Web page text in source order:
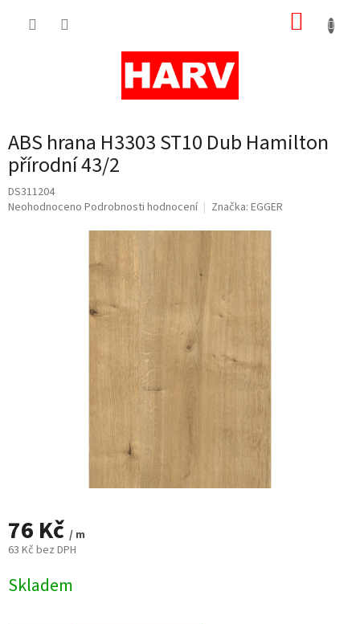
ABS hrana H3303 ST10 Dub Hamilton
přírodní 43/2
DS311204
Průměrné
Neohodnoceno Podrobnosti hodnocení Značka: EGGER
76 Kč / m
63 Kč bez DPH
cena:
Skladem